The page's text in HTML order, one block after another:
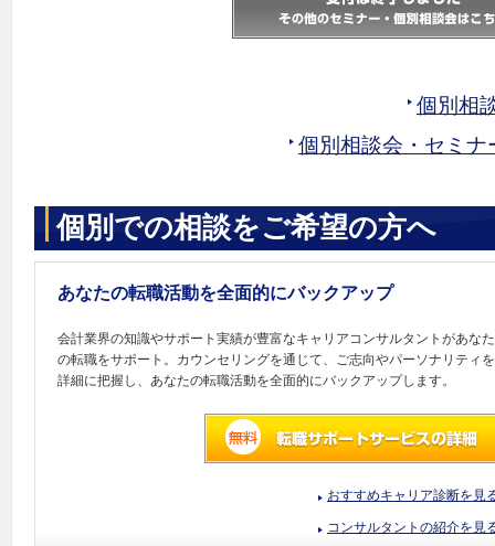
個別相
個別相談会・セミ
個別での相談をご希望の方へ
あなたの転職活動を全面的にバックアップ
会計業界の知識やサポート実績が豊富なキャリアコンサルタントがあなた
の転職をサポート。カウンセリングを通じて、ご志向やパーソナリティを
詳細に把握し、あなたの転職活動を全面的にバックアップします。
おすすめキャリア診断を見
コンサルタントの紹介を見